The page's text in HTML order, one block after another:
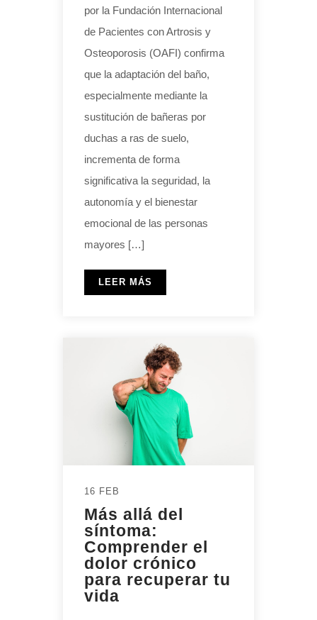
por la Fundación Internacional
de Pacientes con Artrosis y
Osteoporosis (OAFI) confirma
que la adaptación del baño,
especialmente mediante la
sustitución de bañeras por
duchas a ras de suelo,
incrementa de forma
significativa la seguridad, la
autonomía y el bienestar
emocional de las personas
mayores […]
LEER MÁS
16 FEB
Más allá del
síntoma:
Comprender el
dolor crónico
para recuperar tu
vida